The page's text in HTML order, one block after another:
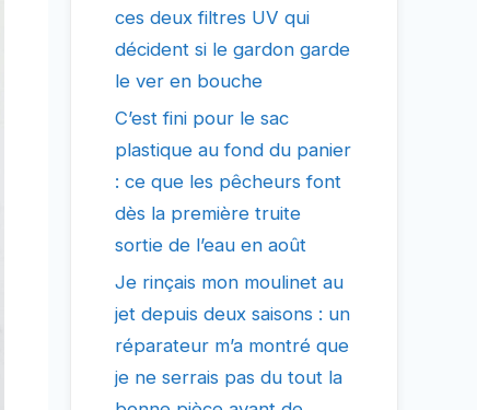
ces deux filtres UV qui
décident si le gardon garde
le ver en bouche
C’est fini pour le sac
plastique au fond du panier
: ce que les pêcheurs font
dès la première truite
sortie de l’eau en août
Je rinçais mon moulinet au
jet depuis deux saisons : un
réparateur m’a montré que
je ne serrais pas du tout la